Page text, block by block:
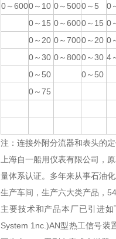
0～6000～10 0～5000～5 0
0～15 0～6000～15 0
0～20 0～7000～20 0
0～30 0～8000～30 4
0～50
0～50
0～75
注：连接外附分流器和表头的
上海自一船用仪表有限公司，
量体系认证。多年来从事石油
生产车间，生产六大类产品，
主要技术和产品本厂已引进
System 1nc.)AN型热工信号装